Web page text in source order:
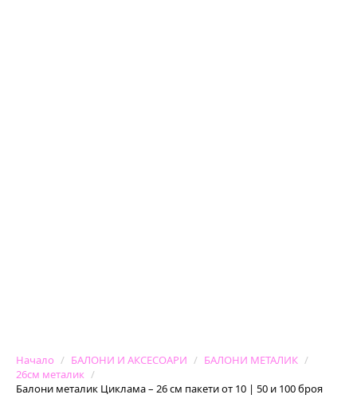
Начало БАЛОНИ И АКСЕСОАРИ
БАЛОНИ МЕТАЛИК
26см металик
Балони металик Циклама – 26 см пакети от 10 | 50 и 100 броя